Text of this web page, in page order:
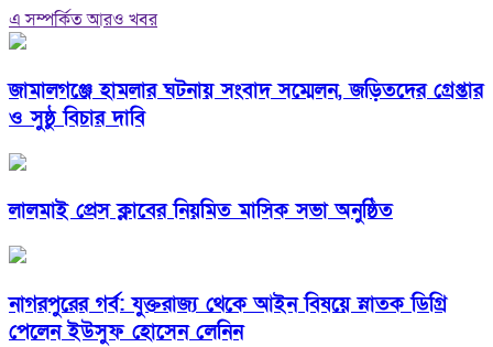
এ সম্পর্কিত আরও খবর
জামালগঞ্জে হামলার ঘটনায় সংবাদ সম্মেলন, জড়িতদের গ্রেপ্তার
ও সুষ্ঠু বিচার দাবি
লালমাই প্রেস ক্লাবের নিয়মিত মাসিক সভা অনুষ্ঠিত
নাগরপুরের গর্ব: যুক্তরাজ্য থেকে আইন বিষয়ে স্নাতক ডিগ্রি
পেলেন ইউসুফ হোসেন লেনিন